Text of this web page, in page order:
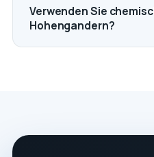
Verwenden Sie
Hohengandern?